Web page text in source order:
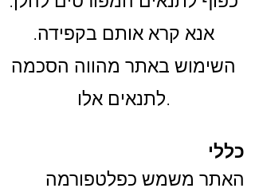
אנא קרא אותם בקפידה.
השימוש באתר מהווה הסכמה
לתנאים אלו.
כללי
האתר משמש כפלטפורמה